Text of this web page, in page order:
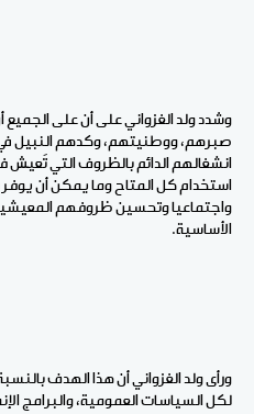
وشدد ولد الغزواني على أن على الجميع
صبرهم، ووطنيتهم، وكدهم النبيل
انشغالهم الدائم بالظروف التي
استخدام كل المتاح وما يمكن أن
واجتماعيا وتحسين ظروفهم
الأساسية.
ورأى ولد الغزواني أن هذا الهدف
لكل السياسات العمومية، والبرامج